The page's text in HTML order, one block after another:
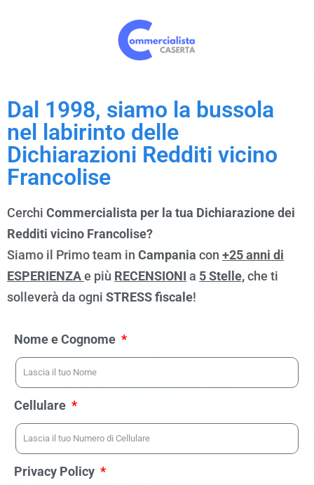
Dal 1998, siamo la bussola
nel labirinto delle
Dichiarazioni Redditi vicino
Francolise
Cerchi Commercialista per la tua Dichiarazione dei
Redditi vicino Francolise?
Siamo il Primo team in Campania con +25 anni di
ESPERIENZAe più RECENSIONI a 5 Stelle,che ti
solleverà da ogni STRESS fiscale!
Nome e Cognome
Cellulare
Privacy Policy